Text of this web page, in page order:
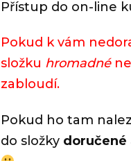
Přístup do on-line
Pokud k vám
složku hromadné
zabloudí.
Pokud ho tam
do složky doručené